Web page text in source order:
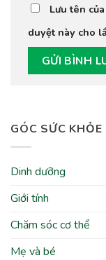
GÓC SỨC KHỎE
Dinh dưỡng
Giới tính
Chăm sóc cơ thể
Mẹ và bé
Lưu tên
duyệt này cho